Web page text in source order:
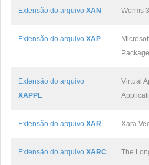
Extensão do arquivo XAN Worms
Extensão do arquivo XAP
Extensão do arquivo
XAPPL
Virtual
Extensão do arquivo XAR Xara
Extensão do arquivo XARC The